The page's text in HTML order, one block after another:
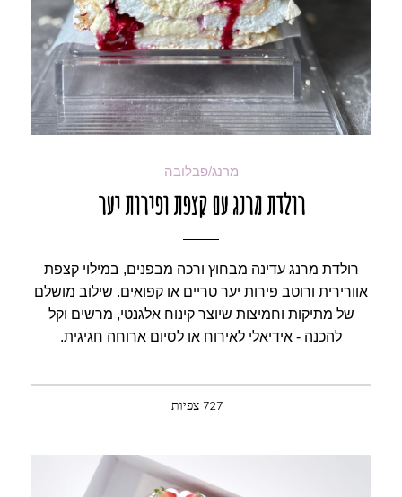
מרנג/פבלובה
רולדת מרנג עם קצפת ופירות יער
רולדת מרנג עדינה מבחוץ ורכה מבפנים, במילוי קצפת
אוורירית ורוטב פירות יער טריים או קפואים. שילוב מושלם
של מתיקות וחמיצות שיוצר קינוח אלגנטי, מרשים וקל
להכנה - אידיאלי לאירוח או לסיום ארוחה חגיגית.
727 צפיות